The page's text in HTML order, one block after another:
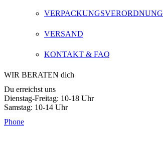
VERPACKUNGSVERORDNUNG
VERSAND
KONTAKT & FAQ
WIR BERATEN dich
Du erreichst uns
Dienstag-Freitag: 10-18 Uhr
Samstag: 10-14 Uhr
Phone